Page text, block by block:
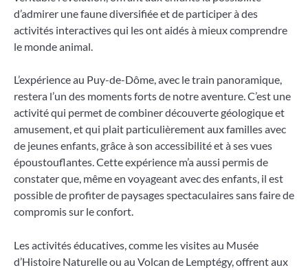
d’admirer une faune diversifiée et de participer à des
activités interactives qui les ont aidés à mieux comprendre
le monde animal.
L’expérience au Puy-de-Dôme, avec le train panoramique,
restera l’un des moments forts de notre aventure. C’est une
activité qui permet de combiner découverte géologique et
amusement, et qui plait particulièrement aux familles avec
de jeunes enfants, grâce à son accessibilité et à ses vues
époustouflantes. Cette expérience m’a aussi permis de
constater que, même en voyageant avec des enfants, il est
possible de profiter de paysages spectaculaires sans faire de
compromis sur le confort.
Les activités éducatives, comme les visites au Musée
d’Histoire Naturelle ou au Volcan de Lemptégy, offrent aux